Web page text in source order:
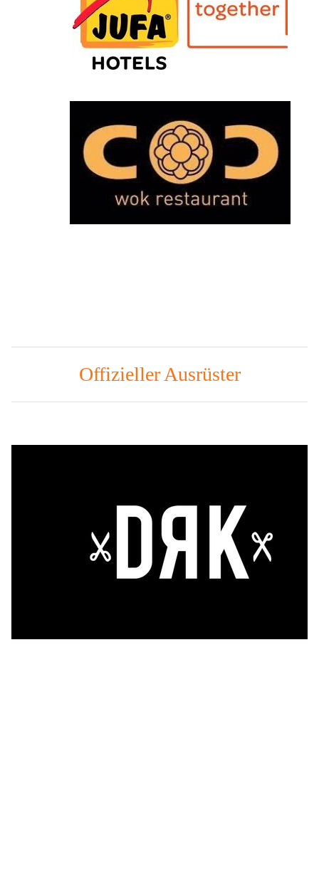
Offizieller Ausrüster